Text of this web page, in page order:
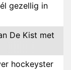
gezellig in
De Kist met
hockeyster